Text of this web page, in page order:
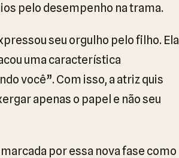
pelo desempenho na trama.
seu orgulho pelo filho. Ela
uma característica
você”. Com isso, a atriz quis
apenas o papel e não seu
por essa nova fase como